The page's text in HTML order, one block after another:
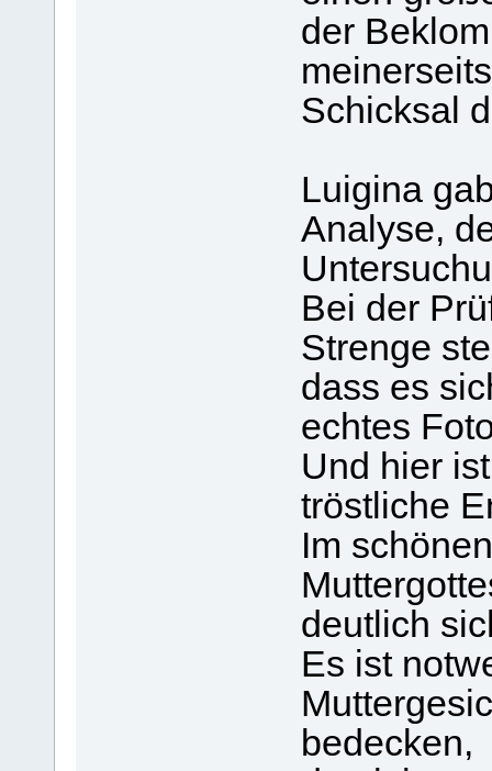
der
Schicksal
Luigina
Analyse,
Bei der
Strenge
dass es
echtes
Und hier
tröstliche
Im
deutlich
Es ist
bedecken,